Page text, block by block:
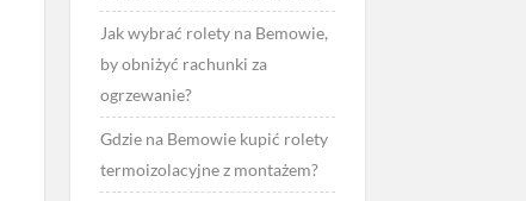
Jak wybrać rolety na Bemowie,
by obniżyć rachunki za
ogrzewanie?
Gdzie na Bemowie kupić rolety
termoizolacyjne z montażem?